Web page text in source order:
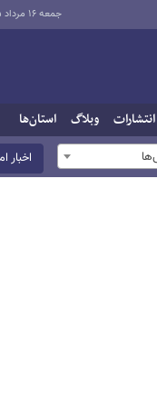
جمعه ۱۶ مرداد ۱۴۰۵
انتشارات وبلاگ استان‌ها
اخبار